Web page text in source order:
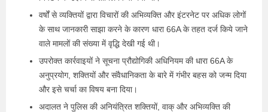
वर्षों से व्यक्तियों द्वारा विचारों की अभिव्यक्ति और इंटरनेट पर अधिक लोगों
के साथ जानकारी साझा करने के कारण धारा 66A के तहत दर्ज किये जाने
वाले मामलों की संख्या में वृद्धि देखी गई थी।
उपरोक्त कार्रवाइयों ने सूचना प्रौद्योगिकी अधिनियम की धारा 66A के
अनुप्रयोग, शक्तियों और संवैधानिकता के बारे में गंभीर बहस को जन्म दिया
और इसे चर्चा का विषय बना दिया।
अदालत ने पुलिस की अनियंत्रित शक्तियों, वाक् और अभिव्यक्ति की